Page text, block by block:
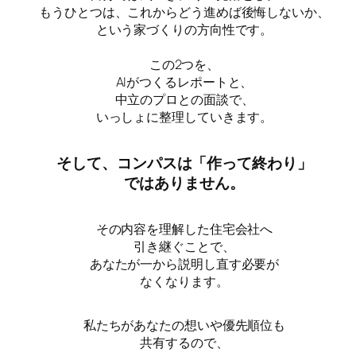
もうひとつは、これからどう進めば後悔しないか、
という家づくりの方向性です。
この2つを、
AIがつくるレポートと、
中立のプロとの面談で、
いっしょに整理していきます。
そして、コンパスは「作って終わり」
ではありません。
その内容を理解した住宅会社へ
引き継ぐことで、
あなたが一から説明し直す必要が
なくなります。
私たちがあなたの想いや優先順位も
共有するので、